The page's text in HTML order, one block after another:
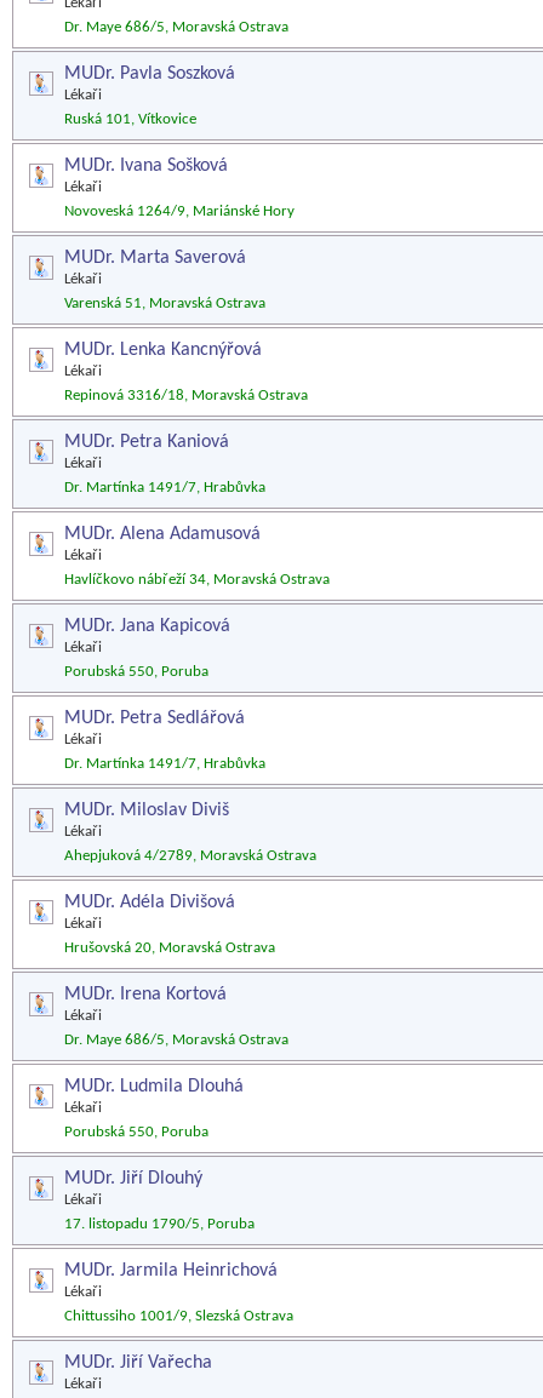
Dr. Maye 686/5, Moravská Ostrava
MUDr. Pavla Soszková
Lékaři
Ruská 101, Vítkovice
MUDr. Ivana Sošková
Lékaři
Novoveská 1264/9, Mariánské Hory
MUDr. Marta Saverová
Lékaři
Varenská 51, Moravská Ostrava
MUDr. Lenka Kancnýřová
Lékaři
Repinová 3316/18, Moravská Ostrava
MUDr. Petra Kaniová
Lékaři
Dr. Martínka 1491/7, Hrabůvka
MUDr. Alena Adamusová
Lékaři
Havlíčkovo nábřeží 34, Moravská Ostrava
MUDr. Jana Kapicová
Lékaři
Porubská 550, Poruba
MUDr. Petra Sedlářová
Lékaři
Dr. Martínka 1491/7, Hrabůvka
MUDr. Miloslav Diviš
Lékaři
Ahepjuková 4/2789, Moravská Ostrava
MUDr. Adéla Divišová
Lékaři
Hrušovská 20, Moravská Ostrava
MUDr. Irena Kortová
Lékaři
Dr. Maye 686/5, Moravská Ostrava
MUDr. Ludmila Dlouhá
Lékaři
Porubská 550, Poruba
MUDr. Jiří Dlouhý
Lékaři
17. listopadu 1790/5, Poruba
MUDr. Jarmila Heinrichová
Lékaři
Chittussiho 1001/9, Slezská Ostrava
MUDr. Jiří Vařecha
Lékaři